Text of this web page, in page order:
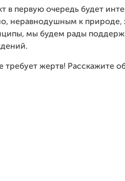
в первую очередь будет
неравнодушным к
мы будем рады
требует жертв! Расскажите